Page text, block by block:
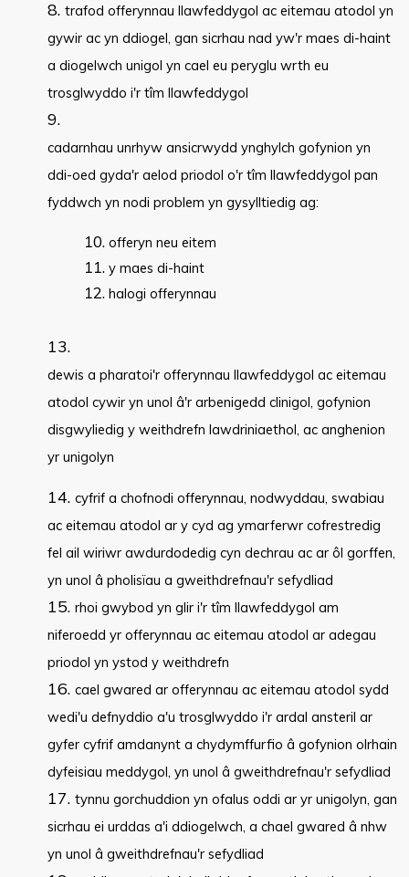
trafod offerynnau llawfeddygol ac eitemau atodol yn
gywir ac yn ddiogel, gan sicrhau nad yw'r maes di-haint
a diogelwch unigol yn cael eu peryglu wrth eu
trosglwyddo i'r tîm llawfeddygol
cadarnhau unrhyw ansicrwydd ynghylch gofynion yn
ddi-oed gyda'r aelod priodol o'r tîm llawfeddygol pan
fyddwch yn nodi problem yn gysylltiedig ag:
offeryn neu eitem
y maes di-haint
halogi offerynnau
dewis a pharatoi'r offerynnau llawfeddygol ac eitemau
atodol cywir yn unol â'r arbenigedd clinigol, gofynion
disgwyliedig y weithdrefn lawdriniaethol, ac anghenion
yr unigolyn
cyfrif a chofnodi offerynnau, nodwyddau, swabiau
ac eitemau atodol ar y cyd ag ymarferwr cofrestredig
fel ail wiriwr awdurdodedig cyn dechrau ac ar ôl gorffen,
yn unol â pholisïau a gweithdrefnau'r sefydliad
rhoi gwybod yn glir i'r tîm llawfeddygol am
niferoedd yr offerynnau ac eitemau atodol ar adegau
priodol yn ystod y weithdrefn
cael gwared ar offerynnau ac eitemau atodol sydd
wedi'u defnyddio a'u trosglwyddo i'r ardal ansteril ar
gyfer cyfrif amdanynt a chydymffurfio â gofynion olrhain
dyfeisiau meddygol, yn unol â gweithdrefnau'r sefydliad
tynnu gorchuddion yn ofalus oddi ar yr unigolyn, gan
sicrhau ei urddas a'i ddiogelwch, a chael gwared â nhw
yn unol â gweithdrefnau'r sefydliad